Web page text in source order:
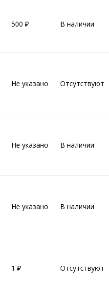
500 В наличии
Не указано Отсутствуют
Не указано В наличии
Не указано В наличии
1 Отсутствуют